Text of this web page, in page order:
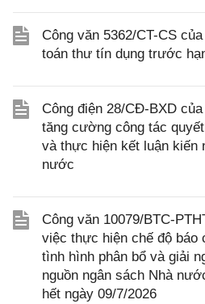
Công văn 5362/CT-CS
toán thư tín dụng trước
Công điện 28/CĐ-BXD
tăng cường công tác
và thực hiện kết luận kiến
nước
Công văn 10079/BTC-
việc thực hiện chế độ báo
tình hình phân bổ và giải
nguồn ngân sách Nhà
hết ngày 09/7/2026